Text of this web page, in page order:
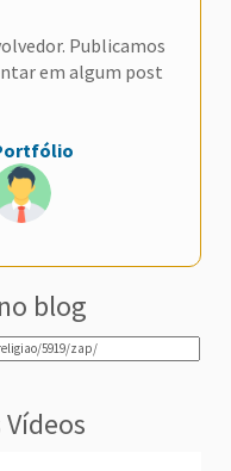
Publicamos
em algum post
blog